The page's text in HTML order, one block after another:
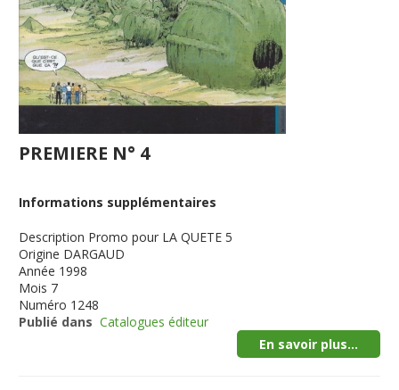
PREMIERE N° 4
Informations supplémentaires
Description Promo pour LA QUETE 5
Origine DARGAUD
Année 1998
Mois 7
Numéro 1248
Publié dans Catalogues éditeur
En savoir plus...